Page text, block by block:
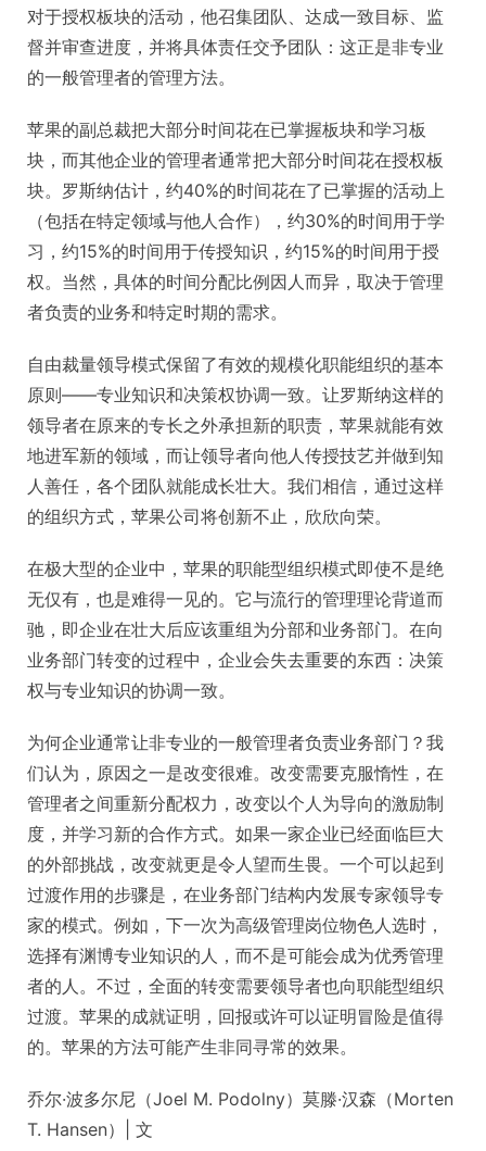
对于授权板块的活动，他召集团队、达成一致目标、监
督并审查进度，并将具体责任交予团队：这正是非专业
的一般管理者的管理方法。
苹果的副总裁把大部分时间花在已掌握板块和学习板
块，而其他企业的管理者通常把大部分时间花在授权板
块。罗斯纳估计，约40%的时间花在了已掌握的活动上
（包括在特定领域与他人合作），约30%的时间用于学
习，约15%的时间用于传授知识，约15%的时间用于授
权。当然，具体的时间分配比例因人而异，取决于管理
者负责的业务和特定时期的需求。
自由裁量领导模式保留了有效的规模化职能组织的基本
原则——专业知识和决策权协调一致。让罗斯纳这样的
领导者在原来的专长之外承担新的职责，苹果就能有效
地进军新的领域，而让领导者向他人传授技艺并做到知
人善任，各个团队就能成长壮大。我们相信，通过这样
的组织方式，苹果公司将创新不止，欣欣向荣。
在极大型的企业中，苹果的职能型组织模式即使不是绝
无仅有，也是难得一见的。它与流行的管理理论背道而
驰，即企业在壮大后应该重组为分部和业务部门。在向
业务部门转变的过程中，企业会失去重要的东西：决策
权与专业知识的协调一致。
为何企业通常让非专业的一般管理者负责业务部门？我
们认为，原因之一是改变很难。改变需要克服惰性，在
管理者之间重新分配权力，改变以个人为导向的激励制
度，并学习新的合作方式。如果一家企业已经面临巨大
的外部挑战，改变就更是令人望而生畏。一个可以起到
过渡作用的步骤是，在业务部门结构内发展专家领导专
家的模式。例如，下一次为高级管理岗位物色人选时，
选择有渊博专业知识的人，而不是可能会成为优秀管理
者的人。不过，全面的转变需要领导者也向职能型组织
过渡。苹果的成就证明，回报或许可以证明冒险是值得
的。苹果的方法可能产生非同寻常的效果。
乔尔·波多尔尼（Joel M. Podolny）莫滕·汉森（Morten
T. Hansen）| 文